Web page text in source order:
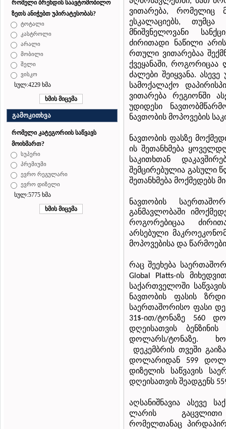
რომელი ბრენდის საავტომობილო
ზეთს ანიჭებთ უპირატესობას?
ტოტალი
კასტროლი
არალი
მობილი
შელი
ვისკო
სულ:4229 ხმა
გამოკითხვა
რომელი კატეგორიის საწვავს
მოიხმართ?
სუპერი
პრემიუმი
ევრო რეგულარი
ევრო დიზელი
სულ:5775 ხმა
ვითარება,რომელიც
ესკალაციებს, თუმცა
მნიშვნელოვანი
ძირითადი
ნაწილი არის
რთული ვითარებაა
ქვეყანაში,როგორიცაა
ძალები შეიყვანა.ასევე
სამოქალაქო
ვითარება
რეგიონში
უდიდესი
ნავთობის მოპოვების
ნავთობის ფასზე
ის შეთანხმება
საკითხთან
შემცირებულია გასული
შეთანხმება მოქმედებს
ნავთობის
განმავლობაში
როგორებიცაა
არსებული
მოპოვებისა და
რაც შეეხება
Global Platts-ის
საქართველოში საწვავის
ნავთობის
ფასის
საერთაშორისო ფასი
31$-ით/ტონაზე 560
დღეისათვის
ბენზინის
დოლარს/ტონაზე.
დეკემბრის თვეში
დოლარიდან 599
დიზელის
საწვავის
დღეისათვის შეადგენს
აღსანიშნავია ასევე
ლარის გაცვლითი
რომელთანაც